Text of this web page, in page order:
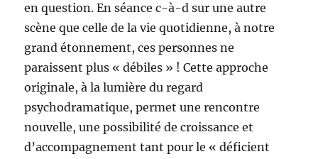
en question. En séance c-à-d sur une autre
scène que celle de la vie quotidienne, à notre
grand étonnement, ces personnes ne
paraissent plus « débiles » ! Cette approche
originale, à la lumière du regard
psychodramatique, permet une rencontre
nouvelle, une possibilité de croissance et
d’accompagnement tant pour le « déficient